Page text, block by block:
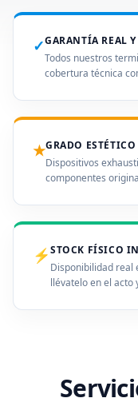
✓GARANTÍA REAL
Todos nuestros
cobertura técnica
★GRADO
Dispositivos
componentes
⚡STOCK FÍSICO
Disponibilidad real
llévatelo en el acto